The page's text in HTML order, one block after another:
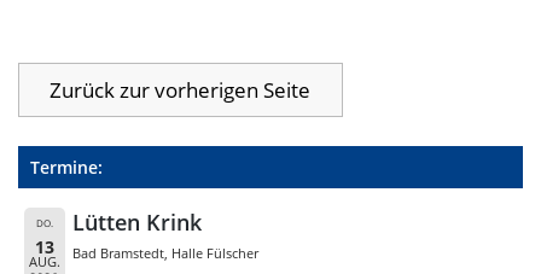
Termine:
DO.
13
AUG.
Lütten Krink
Bad Bramstedt, Halle Fülscher